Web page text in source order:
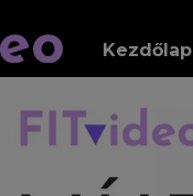
Kezdőlap